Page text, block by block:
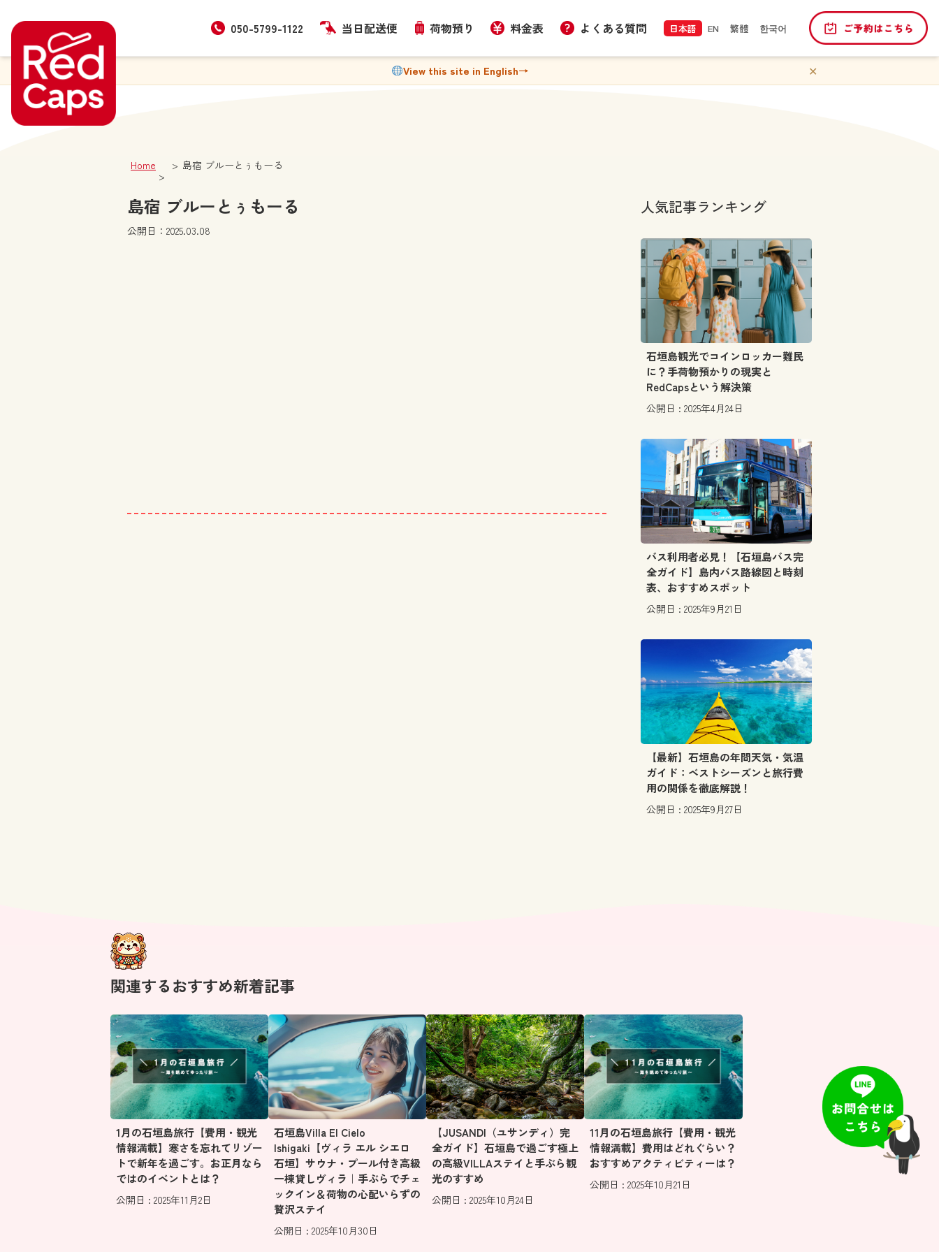
050-5799-1122 当日配送便 荷物預り 料金表 よくある質問 日本語 EN 繁體 한국어
View this site in English→ ✕
Home 島宿 ブルーとぅもーる
島宿 ブルーとぅもーる
公開日：2025.03.08
人気記事ランキング
石垣島観光でコインロッカー難民
に？手荷物預かりの現実と
RedCapsという解決策
公開日 : 2025年4月24日
バス利用者必見！【石垣島バス完
全ガイド】島内バス路線図と時刻
表、おすすめスポット
公開日 : 2025年9月21日
【最新】石垣島の年間天気・気温
ガイド：ベストシーズンと旅行費
用の関係を徹底解説！
公開日 : 2025年9月27日
関連するおすすめ新着記事
1月の石垣島旅行【費用・観光
情報満載】寒さを忘れてリゾー
トで新年を過ごす。お正月なら
ではのイベントとは？
公開日 : 2025年11月2日
石垣島Villa El Cielo
Ishigaki【ヴィラ エル シエロ
石垣】サウナ・プール付き高級
一棟貸しヴィラ｜手ぶらでチェ
ックイン＆荷物の心配いらずの
贅沢ステイ
公開日 : 2025年10月30日
【JUSANDI（ユサンディ）完
全ガイド】石垣島で過ごす極上
の高級VILLAステイと手ぶら観
光のすすめ
公開日 : 2025年10月24日
11月の石垣島旅行【費用・観光
情報満載】費用はどれぐらい？
おすすめアクティビティーは？
公開日 : 2025年10月21日